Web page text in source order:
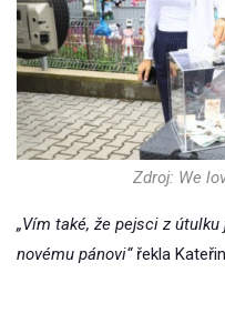
Zdroj: We
„Vím také, že pejsci z
novému pánovi“řekla